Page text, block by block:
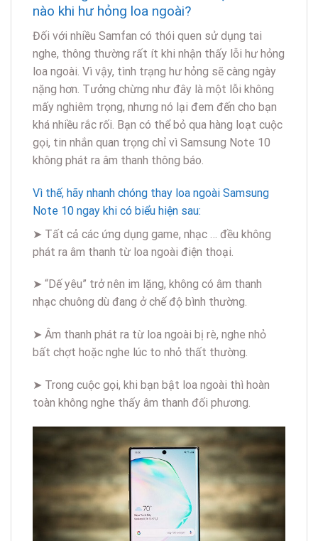
nào khi hư hỏng loa ngoài?
Đối với nhiều Samfan có thói quen sử dụng tai
nghe, thông thường rất ít khi nhận thấy lỗi hư hỏng
loa ngoài. Vì vậy, tình trạng hư hỏng sẽ càng ngày
nặng hơn. Tưởng chừng như đây là một lỗi không
mấy nghiêm trọng, nhưng nó lại đem đến cho bạn
khá nhiều rắc rối. Bạn có thể bỏ qua hàng loạt cuộc
gọi, tin nhắn quan trọng chỉ vì Samsung Note 10
không phát ra âm thanh thông báo.
Vì thế, hãy nhanh chóng thay loa ngoài Samsung
Note 10 ngay khi có biểu hiện sau:
➤ Tất cả các ứng dụng game, nhạc … đều không
phát ra âm thanh từ loa ngoài điện thoại.
➤ “Dế yêu” trở nên im lặng, không có âm thanh
nhạc chuông dù đang ở chế độ bình thường.
➤ Âm thanh phát ra từ loa ngoài bị rè, nghe nhỏ
bất chợt hoặc nghe lúc to nhỏ thất thường.
➤ Trong cuộc gọi, khi bạn bật loa ngoài thì hoàn
toàn không nghe thấy âm thanh đối phương.